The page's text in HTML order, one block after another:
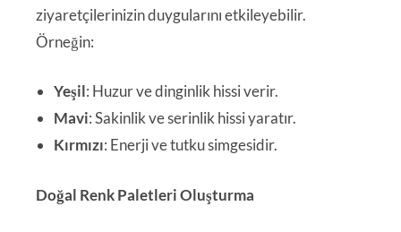
ziyaretçilerinizin duygularını etkileyebilir.
Örneğin:
Yeşil: Huzur ve dinginlik hissi verir.
Mavi: Sakinlik ve serinlik hissi yaratır.
Kırmızı: Enerji ve tutku simgesidir.
Doğal Renk Paletleri Oluşturma